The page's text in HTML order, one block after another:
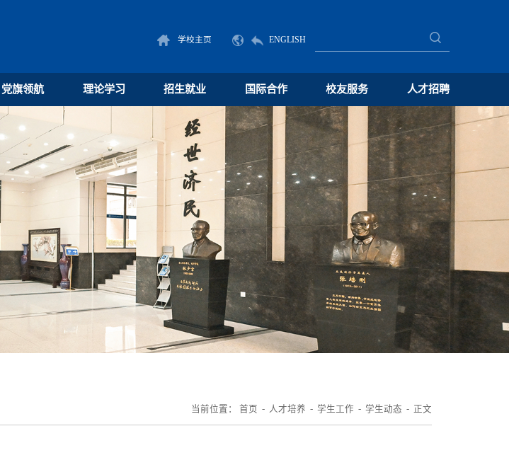
学校主页 ENGLISH
党旗领航 理论学习 招生就业 国际合作 校友服务 人才招聘
当前位置： 首页 - 人才培养 - 学生工作 - 学生动态 - 正文